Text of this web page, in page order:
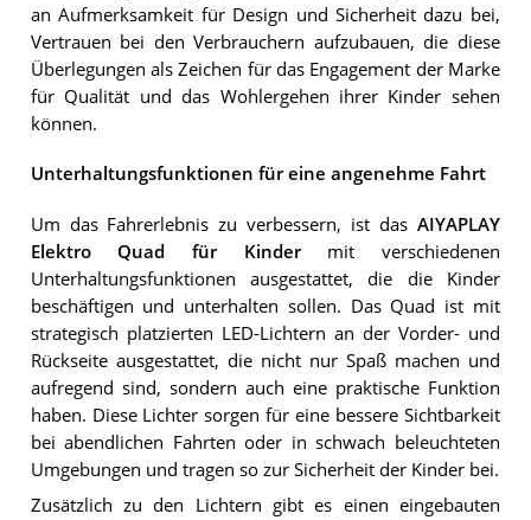
an Aufmerksamkeit für Design und Sicherheit dazu bei,
Vertrauen bei den Verbrauchern aufzubauen, die diese
Überlegungen als Zeichen für das Engagement der Marke
für Qualität und das Wohlergehen ihrer Kinder sehen
können.
Unterhaltungsfunktionen für eine angenehme Fahrt
Um das Fahrerlebnis zu verbessern, ist das AIYAPLAY
Elektro Quad für Kindermit verschiedenen
Unterhaltungsfunktionen ausgestattet, die die Kinder
beschäftigen und unterhalten sollen. Das Quad ist mit
strategisch platzierten LED-Lichtern an der Vorder- und
Rückseite ausgestattet, die nicht nur Spaß machen und
aufregend sind, sondern auch eine praktische Funktion
haben. Diese Lichter sorgen für eine bessere Sichtbarkeit
bei abendlichen Fahrten oder in schwach beleuchteten
Umgebungen und tragen so zur Sicherheit der Kinder bei.
Zusätzlich zu den Lichtern gibt es einen eingebauten